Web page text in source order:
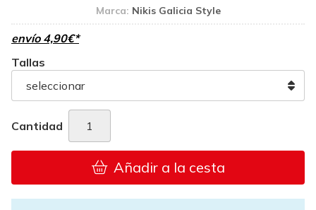
Marca: Nikis Galicia Style
envío 4,90€*
Tallas
Cantidad
Añadir a la cesta